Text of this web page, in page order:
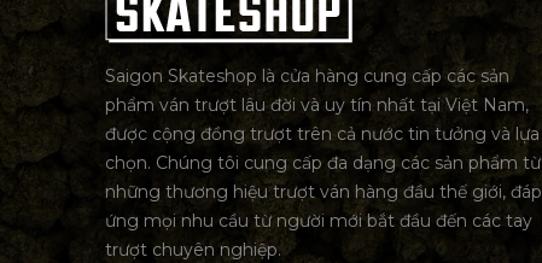
Saigon Skateshop là cửa hàng cung cấp các sản
phẩm ván trượt lâu đời và uy tín nhất tại Việt Nam,
được cộng đồng trượt trên cả nước tin tưởng và lựa
chọn. Chúng tôi cung cấp đa dạng các sản phẩm từ
những thương hiệu trượt ván hàng đầu thế giới, đáp
ứng mọi nhu cầu từ người mới bắt đầu đến các tay
trượt chuyên nghiệp.